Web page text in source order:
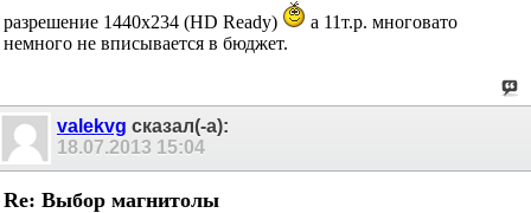
разрешение 1440х234 (НD Ready)
а 11т.р. многовато
немного не вписывается в бюджет.
valekvg сказал(-а):
18.07.2013 15:04
Re: Выбор магнитолы